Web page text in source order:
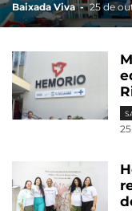
Baixada Viva - 25 de